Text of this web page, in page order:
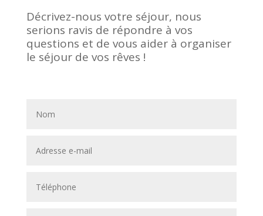
Décrivez-nous votre séjour, nous
serions ravis de répondre à vos
questions et de vous aider à organiser
le séjour de vos rêves !